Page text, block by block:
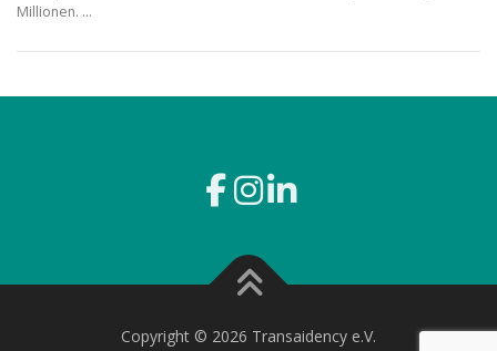
Millionen. …
Copyright © 2026 Transaidency e.V.